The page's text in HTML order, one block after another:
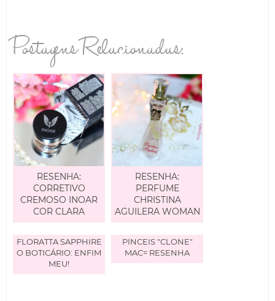
Postagens Relacionadas:
RESENHA:
CORRETIVO
CREMOSO INOAR
COR CLARA
RESENHA:
PERFUME
CHRISTINA
AGUILERA WOMAN
FLORATTA SAPPHIRE
O BOTICÁRIO: ENFIM
MEU!
PINCEIS "CLONE"
MAC= RESENHA